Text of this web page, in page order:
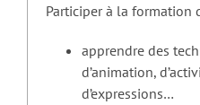
Participer à la formation
apprendre des
d’animation,
d’expressions…